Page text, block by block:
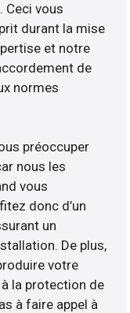
Ceci vous
durant la mise
et notre
de
normes
préoccuper
nous les
vous
donc d’un
un
De plus,
votre
la protection de
à faire appel à